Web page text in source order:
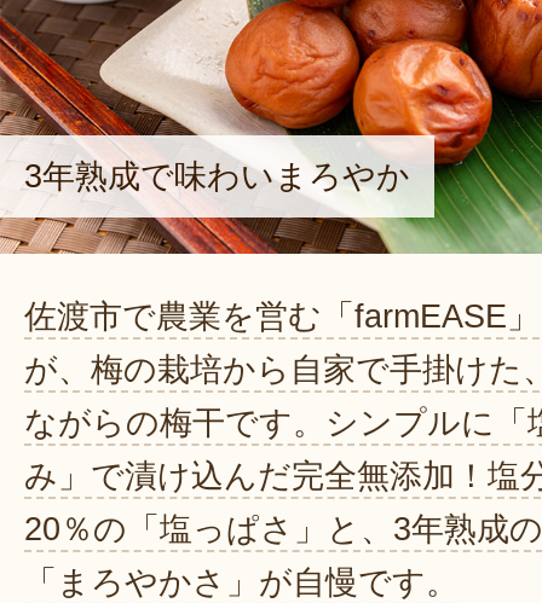
3年熟成で味わいまろやか
佐渡市で農業を営む「farmEASE」
が、梅の栽培から自家で手掛けた
ながらの梅干です。シンプルに「
み」で漬け込んだ完全無添加！塩
20％の「塩っぱさ」と、3年熟成の
「まろやかさ」が自慢です。